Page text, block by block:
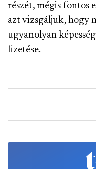
részét, mégis fontos
azt vizsgáljuk, hogy
ugyanolyan
fizetése.